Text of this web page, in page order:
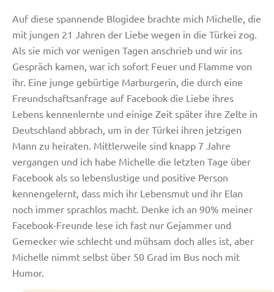
Auf diese spannende Blogidee brachte mich Michelle, die
mit jungen 21 Jahren der Liebe wegen in die Türkei zog.
Als sie mich vor wenigen Tagen anschrieb und wir ins
Gespräch kamen, war ich sofort Feuer und Flamme von
ihr. Eine junge gebürtige Marburgerin, die durch eine
Freundschaftsanfrage auf Facebook die Liebe ihres
Lebens kennenlernte und einige Zeit später ihre Zelte in
Deutschland abbrach, um in der Türkei ihren jetzigen
Mann zu heiraten. Mittlerweile sind knapp 7 Jahre
vergangen und ich habe Michelle die letzten Tage über
Facebook als so lebenslustige und positive Person
kennengelernt, dass mich ihr Lebensmut und ihr Elan
noch immer sprachlos macht. Denke ich an 90% meiner
Facebook-Freunde lese ich fast nur Gejammer und
Gemecker wie schlecht und mühsam doch alles ist, aber
Michelle nimmt selbst über 50 Grad im Bus noch mit
Humor.